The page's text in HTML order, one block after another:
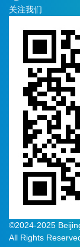
关注我们
©2024-2025
All Rights